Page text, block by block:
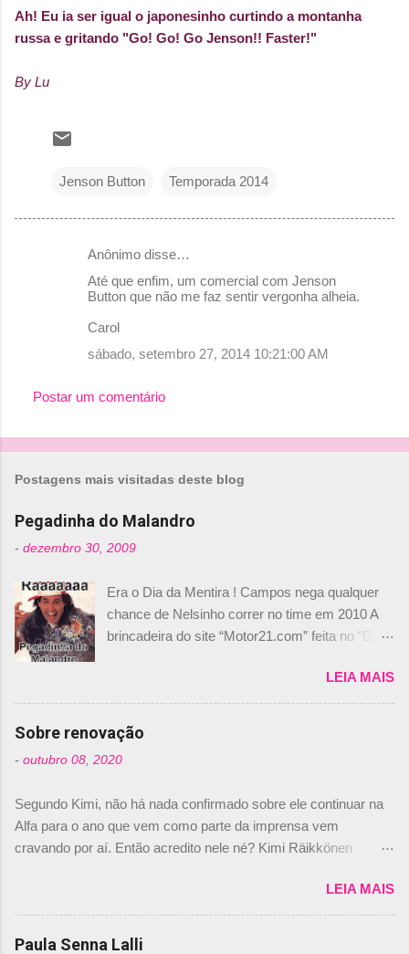
Ah! Eu ia ser igual o japonesinho curtindo a montanha
russa e gritando "Go! Go! Go Jenson!! Faster!"
By Lu
Jenson Button Temporada 2014
t
s
Anônimo disse…
Até que enfim, um comercial com Jenson
Button que não me faz sentir vergonha alheia.
Carol
sábado, setembro 27, 2014 10:21:00 AM
Postar um comentário
Postagens mais visitadas deste blog
Pegadinha do Malandro
- dezembro 30, 2009
Era o Dia da Mentira ! Campos nega qualquer
chance de Nelsinho correr no time em 2010 A
brincadeira do site “Motor21.com” feita no "Día
de abril –, afirmando que Nelson Piquet havia
comprado 15% das ações da Campos, dando,
com isso, um lugar no time a Nelsinho Piquet,
foi esclarecida de uma vez por todas por
Daniele Audetto, diretor da escuderia. O
não será o companheiro de Bruno Senna em
2010. "Na verdade, nós recebemos uma oferta
de Piquet", admitiu Audetto. “Mas depois de ter
dois brasileiros”, explicou, dizendo ainda que
não tem nada contra o filho do tricampeão
Nelson Piquet. “Ele é um bom piloto, rápido e
LEIA MAIS
Sobre renovação
- outubro 08, 2020
Segundo Kimi, não há nada confirmado sobre ele continuar na
Alfa para o ano que vem como parte da imprensa vem
cravando por aí. Então acredito nele né? Kimi Räikkönen
truth but I’ve never had an option in my contract so that’s
should, pretty much, tell you that it’s not true." #Kimi7 #EifelGP
#AlfaRomeoRacing pic.twitter.com/77EDVn39Ia — Kimi
LEIA MAIS
Paula Senna Lalli